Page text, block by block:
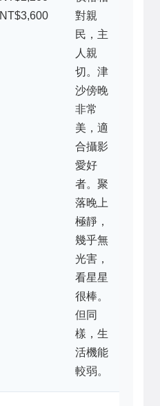
NT$3,600
對親
民，主
人親
切。津
沙傍晚
非常
美，適
合攝影
愛好
者。聚
落晚上
極靜，
幾乎無
光害，
看星星
很棒。
但同
樣，生
活機能
較弱。